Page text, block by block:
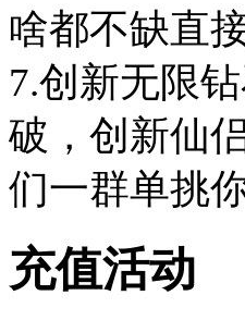
啥都不缺直
7.创新无限
破，创新仙
们一群单挑
充值活动